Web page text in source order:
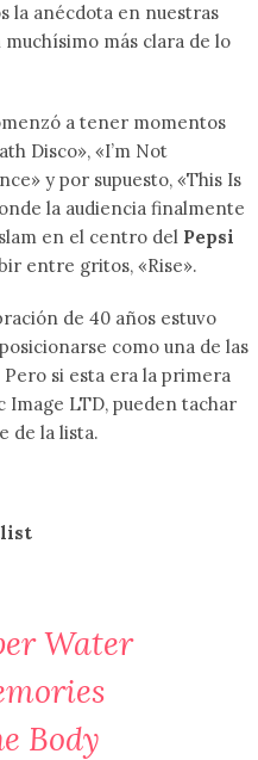
la anécdota en nuestras
más clara de lo
a tener momentos
Disco», «I’m Not
y por supuesto, «This Is
la audiencia finalmente
en el centro del Pepsi
entre gritos, «Rise».
de 40 años estuvo
como una de las
si esta era la primera
Image LTD, pueden tachar
de la lista.
Water
Body